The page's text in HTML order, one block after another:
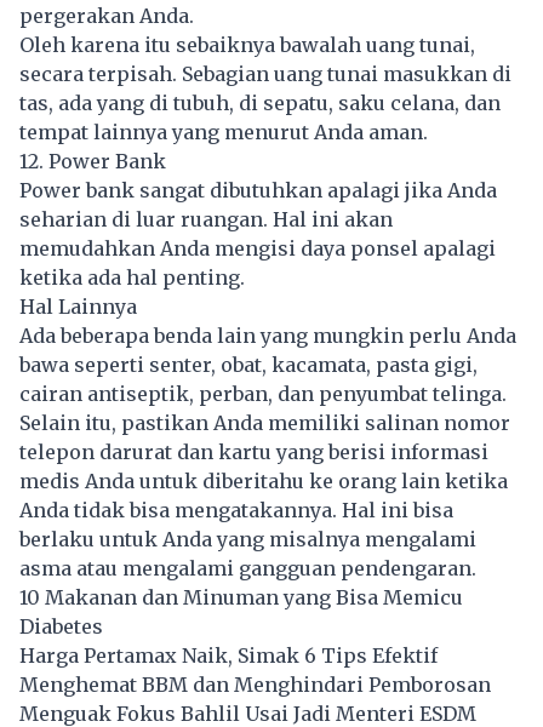
pergerakan Anda.
Oleh karena itu sebaiknya bawalah uang tunai,
secara terpisah. Sebagian uang tunai masukkan di
tas, ada yang di tubuh, di sepatu, saku celana, dan
tempat lainnya yang menurut Anda aman.
12. Power Bank
Power bank sangat dibutuhkan apalagi jika Anda
seharian di luar ruangan. Hal ini akan
memudahkan Anda mengisi daya ponsel apalagi
ketika ada hal penting.
Hal Lainnya
Ada beberapa benda lain yang mungkin perlu Anda
bawa seperti senter, obat, kacamata, pasta gigi,
cairan antiseptik, perban, dan penyumbat telinga.
Selain itu, pastikan Anda memiliki salinan nomor
telepon darurat dan kartu yang berisi informasi
medis Anda untuk diberitahu ke orang lain ketika
Anda tidak bisa mengatakannya. Hal ini bisa
berlaku untuk Anda yang misalnya mengalami
asma atau mengalami gangguan pendengaran.
10 Makanan dan Minuman yang Bisa Memicu
Diabetes
Harga Pertamax Naik, Simak 6 Tips Efektif
Menghemat BBM dan Menghindari Pemborosan
Menguak Fokus Bahlil Usai Jadi Menteri ESDM